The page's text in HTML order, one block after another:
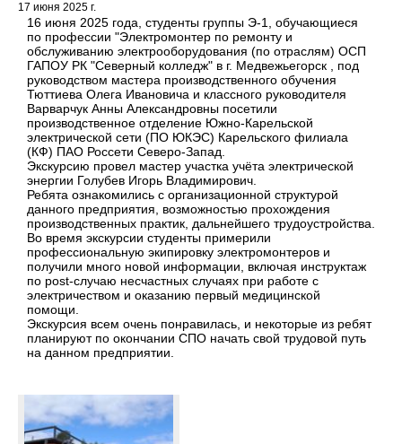
17 июня 2025 г.
16 июня 2025 года, студенты группы Э-1, обучающиеся
по профессии "Электромонтер по ремонту и
обслуживанию электрооборудования (по отраслям) ОСП
ГАПОУ РК "Северный колледж" в г. Медвежьегорск , под
руководством мастера производственного обучения
Тюттиева Олега Ивановича и классного руководителя
Варварчук Анны Александровны посетили
производственное отделение Южно-Карельской
электрической сети (ПО ЮКЭС) Карельского филиала
(КФ) ПАО Россети Северо-Запад.
Экскурсию провел мастер участка учёта электрической
энергии Голубев Игорь Владимирович.
Ребята ознакомились с организационной структурой
данного предприятия, возможностью прохождения
производственных практик, дальнейшего трудоустройства.
Во время экскурсии студенты примерили
профессиональную экипировку электромонтеров и
получили много новой информации, включая инструктаж
по post-случаю несчастных случаях при работе с
электричеством и оказанию первый медицинской
помощи.
Экскурсия всем очень понравилась, и некоторые из ребят
планируют по окончании СПО начать свой трудовой путь
на данном предприятии.